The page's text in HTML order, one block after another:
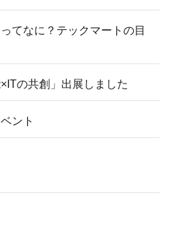
てなに？テックマートの目
の共創」出展しました
ント